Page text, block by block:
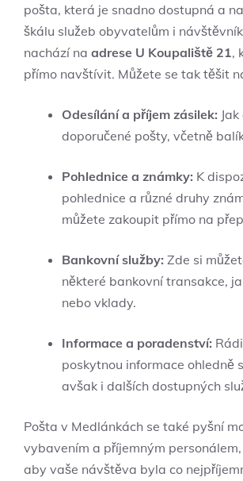
pošta, která je snadno dostupná a
škálu služeb obyvatelům i
nachází na adrese U Koupaliště 21,
přímo navštívit. Můžete se tak těšit
Odesílání a příjem zásilek:
doporučené pošty, včetně
Pohlednice a známky: K
pohlednice a různé druhy
můžete zakoupit přímo na
Bankovní služby: Zde si
některé bankovní transakce,
nebo vklady.
Informace a poradenství:
poskytnou informace ohledně
avšak i dalších dostupných
Pošta v Medlánkách se také pyšní
vybavením a příjemným
aby vaše návštěva byla co